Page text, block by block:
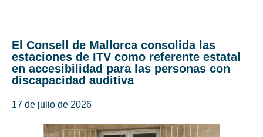
El Consell de Mallorca consolida las
estaciones de ITV como referente estatal
en accesibilidad para las personas con
discapacidad auditiva
17 de julio de 2026